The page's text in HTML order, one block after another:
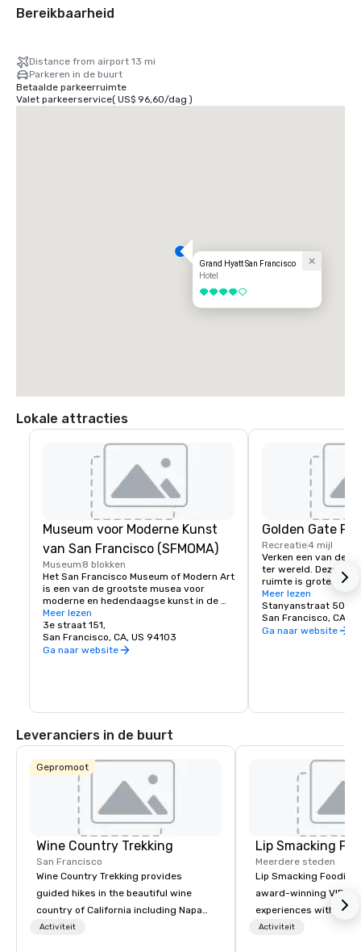
Bereikbaarheid
Distance from airport 13 mi
Parkeren in de buurt
Betaalde parkeerruimte
Valet parkeerservice( US$ 96,60/dag )
Grand Hyatt San Francisco
Hotel
4 van 5
Lokale attracties
Museum voor Moderne Kunst
van San Francisco (SFMOMA)
Museum 8 blokken
Het San Francisco Museum of Modern Art
is een van de grootste musea voor
moderne en hedendaagse kunst in de
Verenigde Staten en een bloeiend
cultureel centrum voor de Bay Area. Het
omvat zeven verdiepingen en heeft een
café en een boekwinkel op het terrein. De
vinden het hele jaar door plaats.
Meer lezen
3e straat 151,
San Francisco, CA, US 94103
Ga naar website
Golden Gate
Recreatie4 mijl
Verken een van de
ter wereld. Deze 150
ruimte is groter dan
York City, en omdat
afgesloten is voor
veilige plek om al
te ontdekken, zoals
Meer lezen
Stanyanstraat 501
San Francisco, CA,
Ga naar website
Leveranciers in de buurt
Gepromoot
Wine Country Trekking
San Francisco
Wine Country Trekking provides
guided hikes in the beautiful wine
country of California including Napa
and Sonoma Valleys. These
Activiteit
Lip Smacking
Meerdere steden
Lip Smacking Foodie
award-winning VIP
experiences with
restaurants
Activiteit